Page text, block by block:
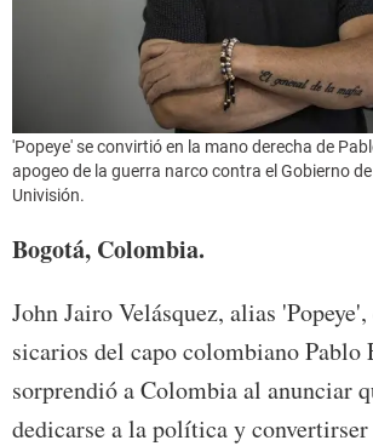
'Popeye' se convirtió en la mano derecha de
apogeo de la guerra narco contra el Gobierno
Univisión.
Bogotá, Colombia.
John Jairo Velásquez, alias
sicarios del capo colombiano Pablo
sorprendió a Colombia al anunciar
dedicarse a la política y convertirser